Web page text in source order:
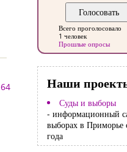
64
Всего проголосовало
1 человек
Прошлые опросы
Наши
Суды и выборы
- информационный
выборах в Приморье
года